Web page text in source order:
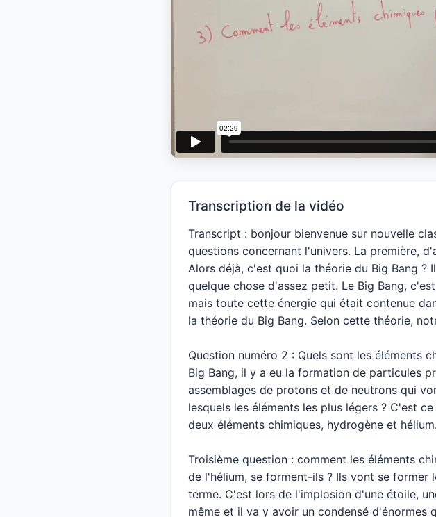
Transcription de la vidéo
Transcript : bonjour bienvenue sur nouvelle
questions concernant l'univers. La première,
Alors déjà, c'est quoi la théorie du Big Bang
quelque chose d'assez petit. Le Big Bang,
mais toute cette énergie qui était contenue
la théorie du Big Bang. Selon cette théorie,
Question numéro 2 : Quels sont les éléments
Big Bang, il y a eu la formation de particules
assemblages de protons et de neutrons qui
lesquels les éléments les plus légers ? C'est
deux éléments chimiques, hydrogène et hélium.
Troisième question : comment les éléments
de l'hélium, se forment-ils ? Ils vont se former
terme. C'est lors de l'implosion d'une étoile,
même et il va y avoir un condensé d'énormes